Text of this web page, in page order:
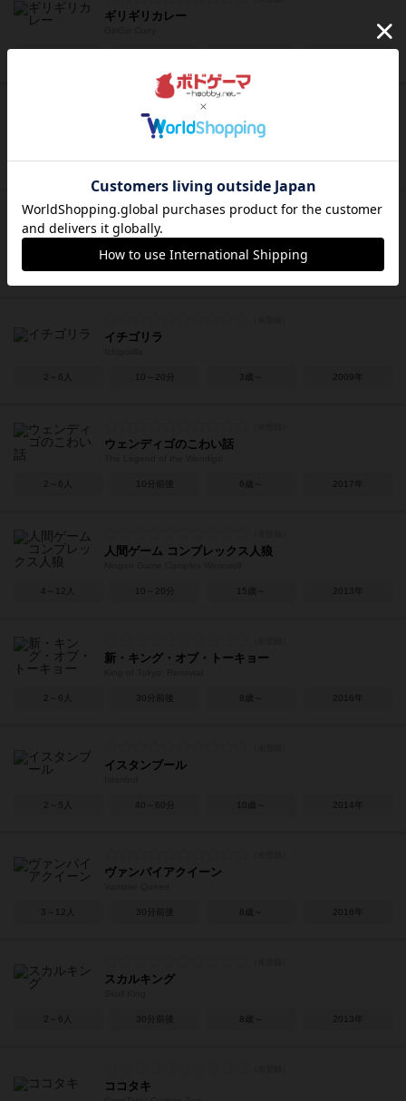
ギリギリカレー
ハリガリ
2～6人 10分前後 6歳～ 1992年
スピードカップス
2～4人 15分前後 6歳～ 2013年
イチゴリラ
2～6人 10～20分 3歳～ 2009年
ウェンディゴのこわい話
2～6人 10分前後 6歳～ 2017年
人間ゲーム コンプレックス人狼
4～12人 10～20分 15歳～ 2013年
新・キング・オブ・トーキョー
2～6人 30分前後 8歳～ 2016年
イスタンブール
2～5人 40～60分 10歳～ 2014年
ヴァンパイアクイーン
3～12人 30分前後 8歳～ 2016年
スカルキング
2～6人 30分前後 8歳～ 2013年
ココタキ